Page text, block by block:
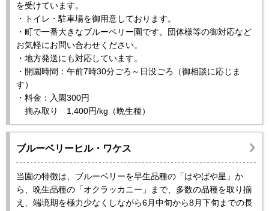
を受けています。
・トイレ・駐車場を御用意しております。
・町で一番大きなブルーベリー園です。団体様等の御対応など
お気軽にお問い合わせください。
・地方発送にも対応しています。
・開園時間：午前7時30分ごろ～日没ごろ（御相談に応じま
す）
・料金：入園300円
摘み取り 1,400円/kg（晩生種）
ブルーベリーヒル・ワケス
当園の特徴は、ブルーベリーを早生品種の「はやばや星」か
ら、晩生品種の「オクラッカニー」まで、多数の品種を取り揃
え、端境期を極力少なくしながら6月中旬から8月下旬までの長